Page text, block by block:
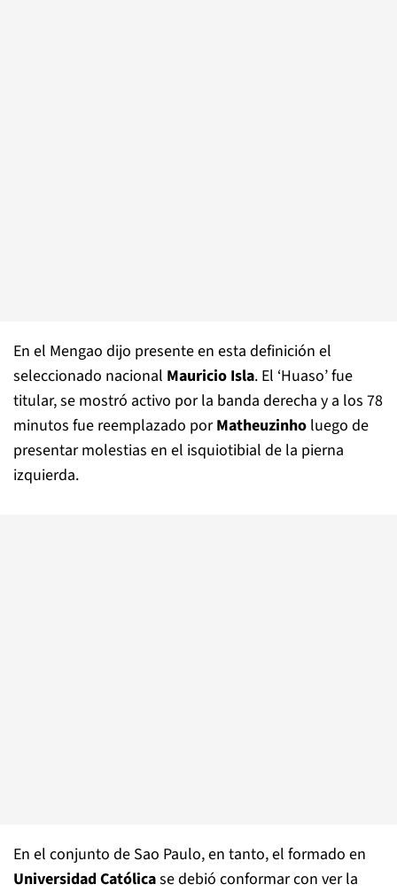
En el Mengao dijo presente en esta definición el
seleccionado nacional Mauricio Isla. El ‘Huaso’ fue
titular, se mostró activo por la banda derecha y a los 78
minutos fue reemplazado porMatheuzinho luego de
presentar molestias en el isquiotibial de la pierna
izquierda.
En el conjunto de Sao Paulo, en tanto, el formado en
Universidad Católicase debió conformar con ver la